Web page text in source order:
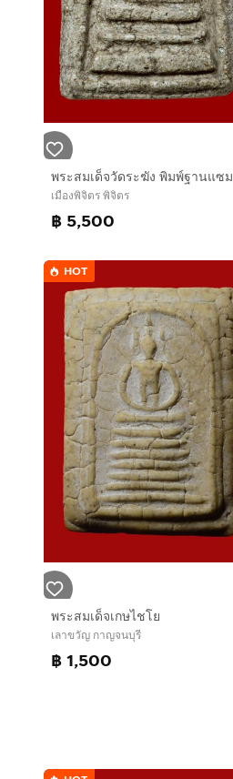
พระสมเด็จวัดระฆัง พิมพ์ฐานแซม
เมืองพิจิตร พิจิตร
฿ 5,500
HOT
พระสมเด็จเกษไชโย
เลาขวัญ กาญจนบุรี
฿ 1,500